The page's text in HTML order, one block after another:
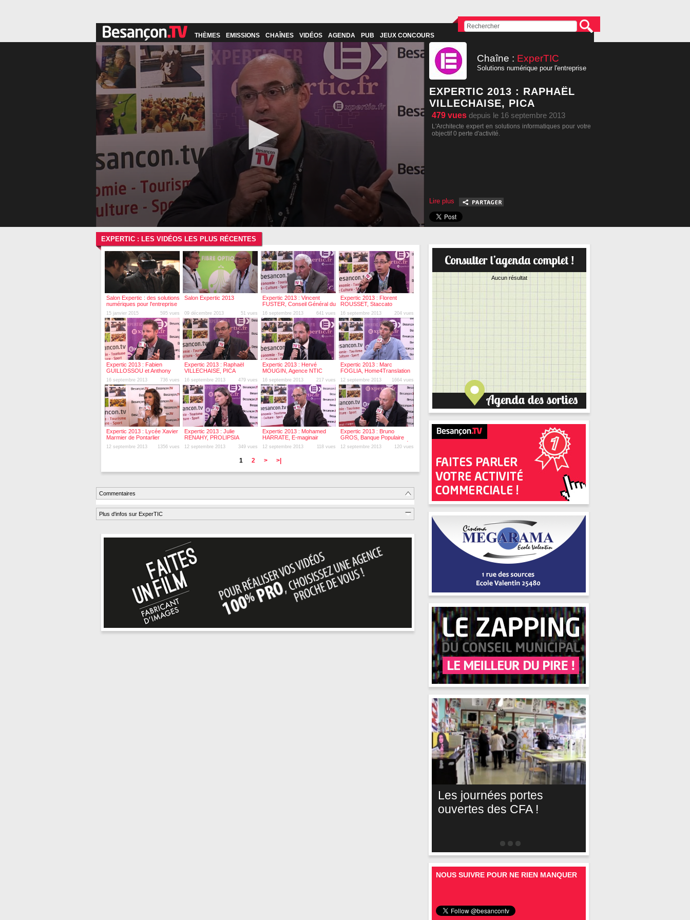
THÈMES EMISSIONS CHAÎNES VIDÉOS AGENDA PUB JEUX CONCOURS
Chaîne : ExperTIC
Solutions numérique pour l'entreprise
EXPERTIC 2013 : RAPHAËL
VILLECHAISE, PICA
479 vues depuis le 16 septembre 2013
L'Architecte expert en solutions informatiques pour votre
objectif 0 perte d'activité.
Lire plus
EXPERTIC : LES VIDÉOS LES PLUS RÉCENTES
Salon Expertic : des solutions
numériques pour l'entreprise
15 janvier 2015 595 vues
Salon Expertic 2013
09 décembre 2013 51 vues
Expertic 2013 : Vincent
FUSTER, Conseil Général du
Doubs
16 septembre 2013 641 vues
Expertic 2013 : Florent
ROUSSET, Staccato
16 septembre 2013 204 vues
Expertic 2013 : Fabien
GUILLOSSOU et Anthony
MAHDJOUB, Orixa Media
16 septembre 2013 736 vues
Expertic 2013 : Raphaël
VILLECHAISE, PICA
16 septembre 2013 479 vues
Expertic 2013 : Hervé
MOUGIN, Agence NTIC
Bourgogne
16 septembre 2013 217 vues
Expertic 2013 : Marc
FOGLIA, Home4Translation
12 septembre 2013 1664 vues
Expertic 2013 : Lycée Xavier
Marmier de Pontarlier
12 septembre 2013 1356 vues
Expertic 2013 : Julie
RENAHY, PROLIPSIA
12 septembre 2013 349 vues
Expertic 2013 : Mohamed
HARRATE, E-maginair
12 septembre 2013 118 vues
Expertic 2013 : Bruno
GROS, Banque Populaire
Bourgogne Franche-Comté
12 septembre 2013 120 vues
1 2 > >|
Commentaires
Plus d'infos sur ExperTIC
Aucun résultat
Les journées portes
ouvertes des CFA !
NOUS SUIVRE POUR NE RIEN MANQUER